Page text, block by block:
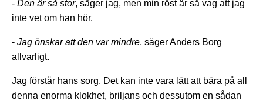
- Den är så stor, säger jag, men min röst är så vag att jag
inte vet om han hör.
- Jag önskar att den var mindre, säger Anders Borg
allvarligt.
Jag förstår hans sorg. Det kan inte vara lätt att bära på all
denna enorma klokhet, briljans och dessutom en sådan